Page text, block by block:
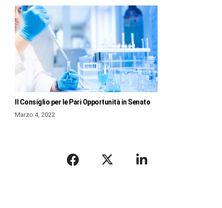
Il Consiglio per le Pari Opportunità in Senato
Marzo 4, 2022